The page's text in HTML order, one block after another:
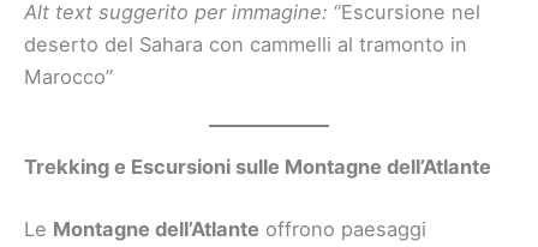
Alt text suggerito per immagine: “Escursione nel
deserto del Sahara con cammelli al tramonto in
Marocco”
Trekking e Escursioni sulle Montagne dell’Atlante
Le Montagne dell’Atlante offrono paesaggi